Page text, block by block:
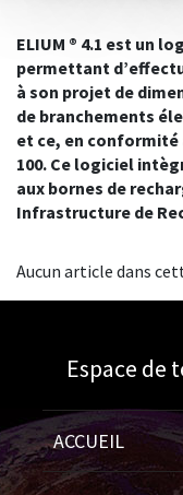
ELIUM ® 4.1 est un
permettant
à son projet de
de branchements
et ce, en conformité
100. Ce logiciel
aux bornes de
Infrastructure de
Aucun article dans
Espace de
ACCUEIL